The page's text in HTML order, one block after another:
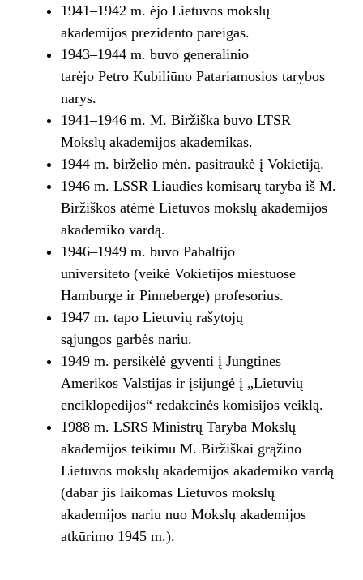
1941–1942 m. ėjo Lietuvos mokslų
akademijos prezidento pareigas.
1943–1944 m. buvo generalinio
tarėjo Petro Kubiliūno Patariamosios tarybos
narys.
1941–1946 m. M. Biržiška buvo LTSR
Mokslų akademijos akademikas.
1944 m. birželio mėn. pasitraukė į Vokietiją.
1946 m. LSSR Liaudies komisarų taryba iš M.
Biržiškos atėmė Lietuvos mokslų akademijos
akademiko vardą.
1946–1949 m. buvo Pabaltijo
universiteto (veikė Vokietijos miestuose
Hamburge ir Pinneberge) profesorius.
1947 m. tapo Lietuvių rašytojų
sąjungos garbės nariu.
1949 m. persikėlė gyventi į Jungtines
Amerikos Valstijas ir įsijungė į „Lietuvių
enciklopedijos“ redakcinės komisijos veiklą.
1988 m. LSRS Ministrų Taryba Mokslų
akademijos teikimu M. Biržiškai grąžino
Lietuvos mokslų akademijos akademiko vardą
(dabar jis laikomas Lietuvos mokslų
akademijos nariu nuo Mokslų akademijos
atkūrimo 1945 m.).